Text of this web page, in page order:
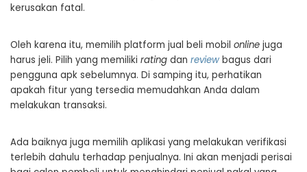
kerusakan fatal.
Oleh karena itu, memilih platform jual beli mobil online juga
harus jeli. Pilih yang memiliki rating dan review bagus dari
pengguna apk sebelumnya. Di samping itu, perhatikan
apakah fitur yang tersedia memudahkan Anda dalam
melakukan transaksi.
Ada baiknya juga memilih aplikasi yang melakukan verifikasi
terlebih dahulu terhadap penjualnya. Ini akan menjadi perisai